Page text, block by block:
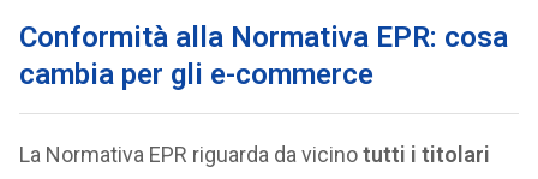
Conformità alla Normativa EPR: cosa
cambia per gli e-commerce
La Normativa EPR riguarda da vicinotutti i titolari